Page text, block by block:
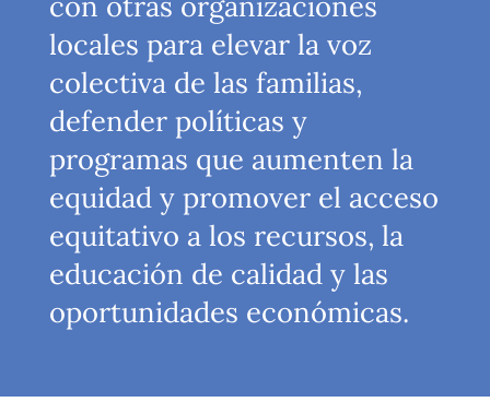
locales para elevar la voz
colectiva de las familias,
defender políticas y
programas que aumenten la
equidad y promover el acceso
equitativo a los recursos, la
educación de calidad y las
oportunidades económicas.